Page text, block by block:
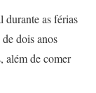
durante as férias
dois anos
além de comer